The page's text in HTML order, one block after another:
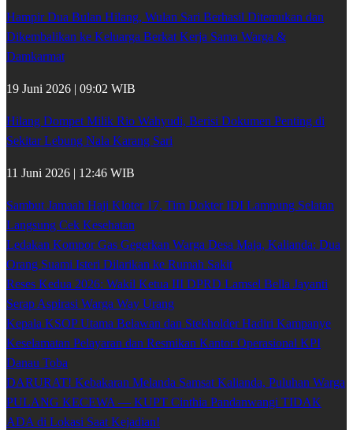
Hampir Dua Bulan Hilang, Wulan Sari Berhasil Ditemukan dan
Dikembalikan ke Keluarga Berkat Kerja Sama Warga &
Damkarmat
19 Juni 2026 | 09:02 WIB
Hilang Dompet Milik Rio Wahyudi, Berisi Dokumen Penting di
Sekitar Lebung Nala Karang Sari
11 Juni 2026 | 12:46 WIB
Sambut Jamaah Haji Kloter 17, Tim Dokter IDI Lampung Selatan
Langsung Cek Kesehatan
Ledakan Kompor Gas Gegerkan Warga Desa Maja, Kalianda: Dua
Orang Suami Isteri Dilarikan ke Rumah Sakit
Reses Kedua 2026: Wakil Ketua III DPRD Lamsel Bella Jayanti
Serap Aspirasi Warga Way Urang
Kepala KSOP Utama Belawan dan Stekholder Hadiri Kampanye
Keselamatan Pelayaran dan Resmikan Kantor Operasional KPI
Danau Toba
DARURAT! Kebakaran Melanda Samsat Kalianda, Puluhan Warga
PULANG KECEWA — KUPT Cinthia Pandanwangi TIDAK
ADA di Lokasi Saat Kejadian!